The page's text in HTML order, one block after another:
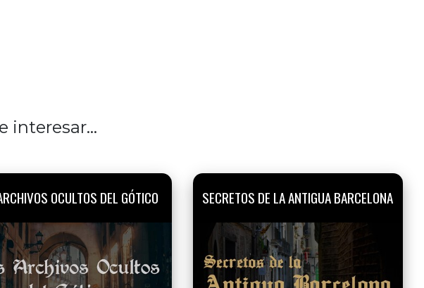
interesar...
OCULTOS DEL GÓTICO SECRETOS DE LA ANTIGUA BARCELONA